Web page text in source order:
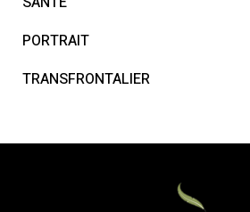
PORTRAIT
TRANSFRONTALIER